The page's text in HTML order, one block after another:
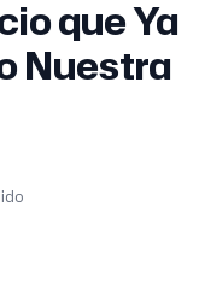
que Ya
Nuestra